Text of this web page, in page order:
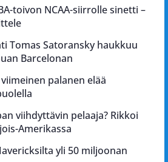
toivon NCAA-siirrolle sinetti –
Tomas Satoransky haukkuu
Barcelonan
palanen elää
viihdyttävin pelaaja? Rikkoi
Amerikassa
yli 50 miljoonan